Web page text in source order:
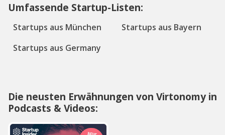
Umfassende Startup-Listen:
Startups aus München
Startups aus Bayern
Startups aus Germany
Die neusten Erwähnungen von Virtonomy in
Podcasts & Videos: